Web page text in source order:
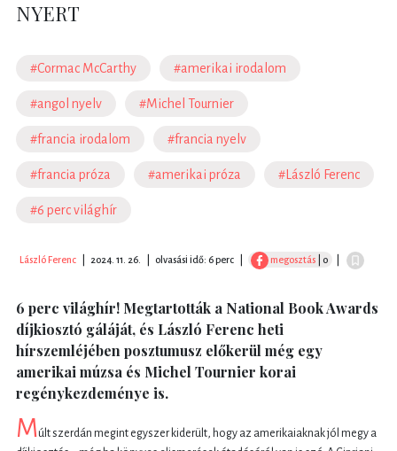
NYERT
#Cormac McCarthy #amerikai irodalom
#angol nyelv #Michel Tournier
#francia irodalom #francia nyelv
#francia próza #amerikai próza #László Ferenc
#6 perc világhír
László Ferenc 2024. 11. 26. olvasási idő: 6 perc megosztás | 0
6 perc világhír! Megtartották a National Book Awards
díjkiosztó gáláját, és László Ferenc heti
hírszemléjében posztumusz előkerül még egy
amerikai múzsa és Michel Tournier korai
regénykezdeménye is.
Múlt szerdán megint egyszer kiderült, hogy az amerikaiaknak jól megy a